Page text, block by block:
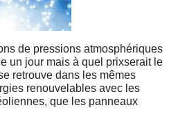
de pressions atmosphériques
un jour mais à quel prixserait le
retrouve dans les mêmes
renouvelables avec les
que les panneaux